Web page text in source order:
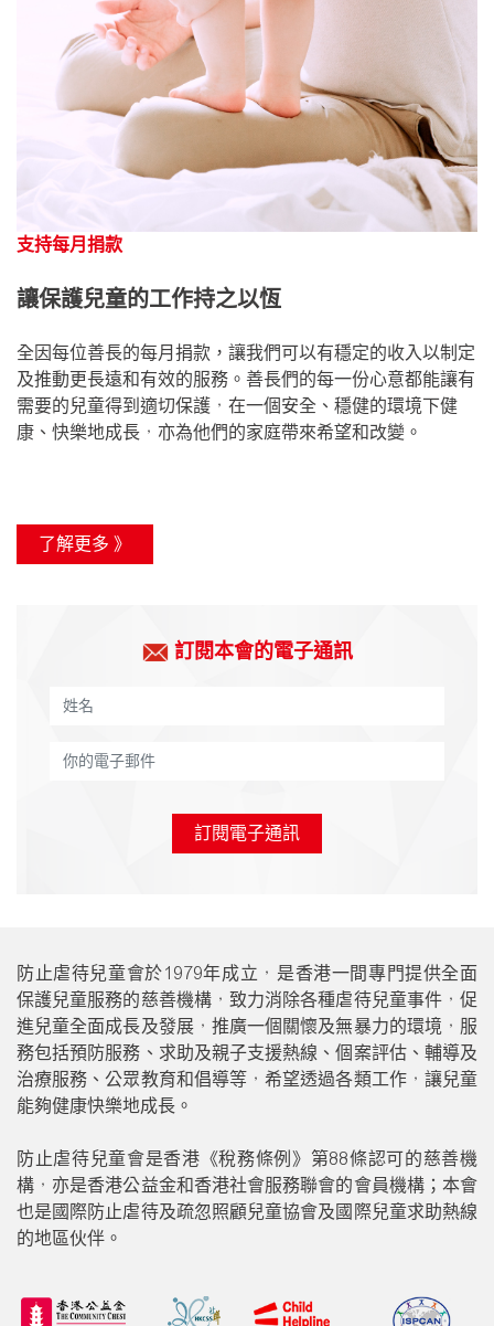
支持每月捐款
讓保護兒童的工作持之以恆
全因每位善長的每月捐款，讓我們可以有穩定的收入以制定
及推動更長遠和有效的服務。 善長們的每一份心意都能讓有
需要的兒童得到適切保護，在一個安全、穩健的環境下健
康、快樂地成長，亦為他們的家庭帶來希望和改變。
了解更多 》
訂閱本會的電子通訊
訂閱電子通訊
防止虐待兒童會於1979年成立，是香港一間專門提供全面
保護兒童服務的慈善機構，致力消除各種虐待兒童事件，促
進兒童全面成長及發展，推廣一個關懷及無暴力的環境，服
務包括預防服務、求助及親子支援熱線、個案評估、輔導及
治療服務、公眾教育和倡導等，希望透過各類工作，讓兒童
能夠健康快樂地成長。
防止虐待兒童會是香港《稅務條例》第88條認可的慈善機
構，亦是香港公益金和香港社會服務聯會的會員機構；本會
也是國際防止虐待及疏忽照顧兒童協會及國際兒童求助熱線
的地區伙伴。